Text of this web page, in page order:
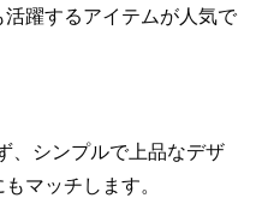
躍するアイテムが人気で
、シンプルで上品なデザ
マッチします。